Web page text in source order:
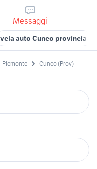
Messaggi
vela auto Cuneo provincia
Piemonte Cuneo (Prov)